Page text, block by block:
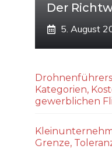
Der
5. August
Kategorien,
gewerblichen
Grenze,